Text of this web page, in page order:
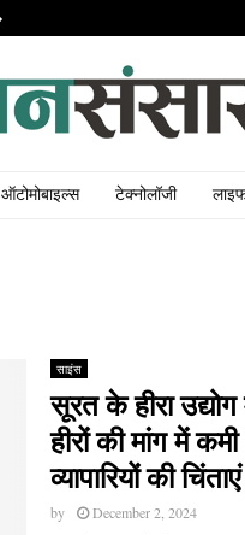
ऑटोमोबाइल्स टेक्नोलॉजी
साइंस
सूरत के हीरा
हीरों की मांग में
व्यापारियों की
by December 2, 2024